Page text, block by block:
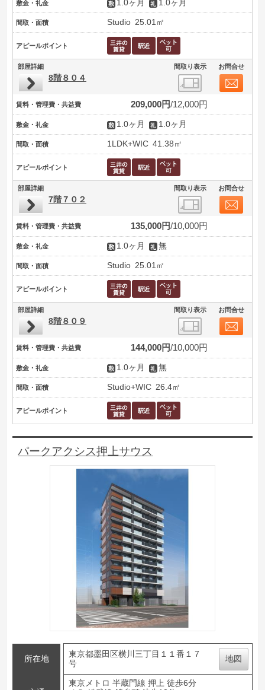
敷金・礼金 1.0ヶ月 1.0ヶ月
間取・面積 Studio 25.01㎡
アピールポイント
部屋詳細 間取り表示 お問合せ
8階８０４
賃料・管理費・共益費 209,000円 12,000円
敷金・礼金 1.0ヶ月 1.0ヶ月
間取・面積 1LDK+WIC 41.38㎡
アピールポイント
部屋詳細 間取り表示 お問合せ
7階７０２
賃料・管理費・共益費 135,000円 10,000円
敷金・礼金 1.0ヶ月 無
間取・面積 Studio 25.01㎡
アピールポイント
部屋詳細 間取り表示 お問合せ
8階８０９
賃料・管理費・共益費 144,000円 10,000円
敷金・礼金 1.0ヶ月 無
間取・面積 Studio+WIC 26.4㎡
アピールポイント
パークアクシス押上サウス
所在地
東京都墨田区横川三丁目１１番１７
号
地図
東京メトロ 半蔵門線 押上 徒歩6分